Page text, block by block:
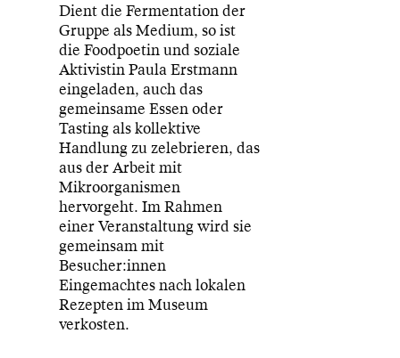
Dient die Fermentation der
Gruppe als Medium, so ist
die Foodpoetin und soziale
Aktivistin Paula Erstmann
eingeladen, auch das
gemeinsame Essen oder
Tasting als kollektive
Handlung zu zelebrieren, das
aus der Arbeit mit
Mikroorganismen
hervorgeht. Im Rahmen
einer Veranstaltung wird sie
gemeinsam mit
Besucher:innen
Eingemachtes nach lokalen
Rezepten im Museum
verkosten.